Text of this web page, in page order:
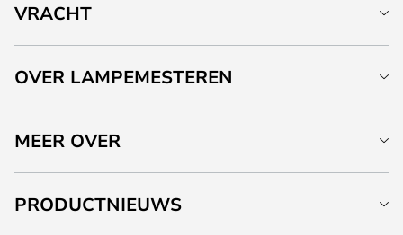
VRACHT
OVER LAMPEMESTEREN
MEER OVER
PRODUCTNIEUWS